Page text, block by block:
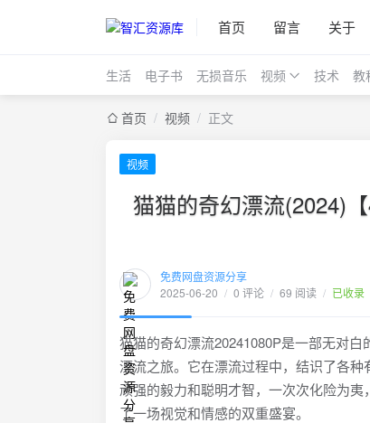
首页 留言 关于
生活 电子书 无损音乐 视频 技术 教
首页 / 视频 / 正文
视频
猫猫的奇幻漂流(2024)
免费网盘资源分享
2025-06-20 / 0 评论 / 69 阅读 / 已收录
猫猫的奇幻漂流20241080P是一部无对
漂流之旅。它在漂流过程中，结识了各
顽强的毅力和聪明才智，一次次化险为
了一场视觉和情感的双重盛宴。